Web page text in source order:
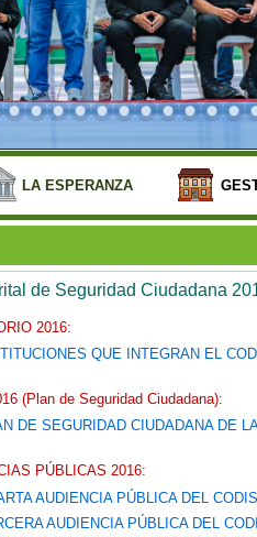
LA ESPERANZA
de Seguridad Ciudadana
2016:
QUE INTEGRAN EL
(Plan de Seguridad Ciudadana):
DE SEGURIDAD CIUDADANA DE
PÚBLICAS 2016:
AUDIENCIA PÚBLICA DEL
AUDIENCIA PÚBLICA DEL